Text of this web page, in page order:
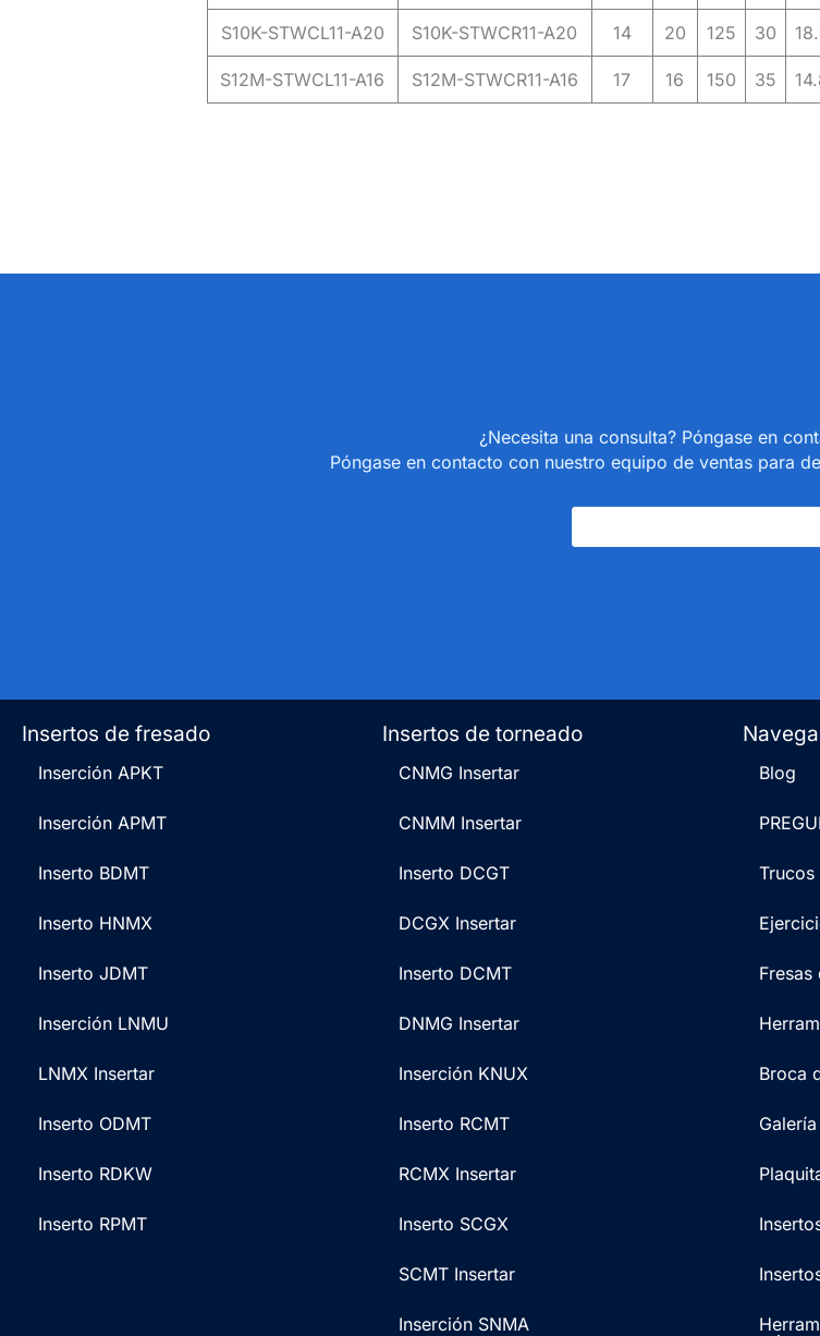
S10K-STWCL11-A20 S10K-STWCR11-A20 14 20 125 30
S12M-STWCL11-A16 S12M-STWCR11-A16 17 16 150 35
¿Necesita una consulta? Póngase en
Póngase en contacto con nuestro equipo de ventas para
Blog
Broca
Insertos de torneado
CNMG Insertar
CNMM Insertar
Inserto DCGT
DCGX Insertar
Inserto DCMT
DNMG Insertar
Inserción KNUX
Inserto RCMT
RCMX Insertar
Inserto SCGX
SCMT Insertar
Inserción SNMA
Insertos de fresado
Inserción APKT
Inserción APMT
Inserto BDMT
Inserto HNMX
Inserto JDMT
Inserción LNMU
LNMX Insertar
Inserto ODMT
Inserto RDKW
Inserto RPMT